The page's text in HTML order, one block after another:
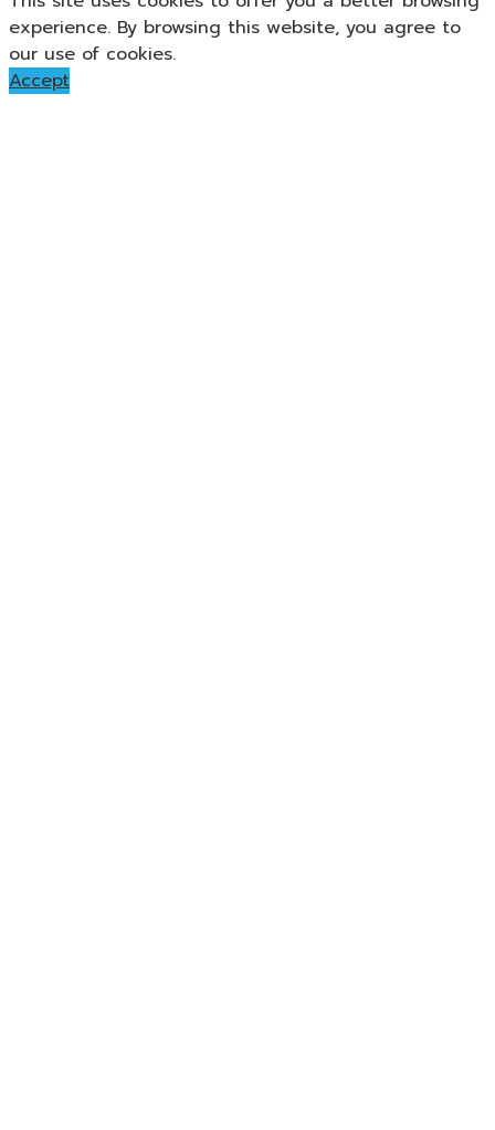
experience. By browsing this website, you agree to
our use of cookies.
Accept